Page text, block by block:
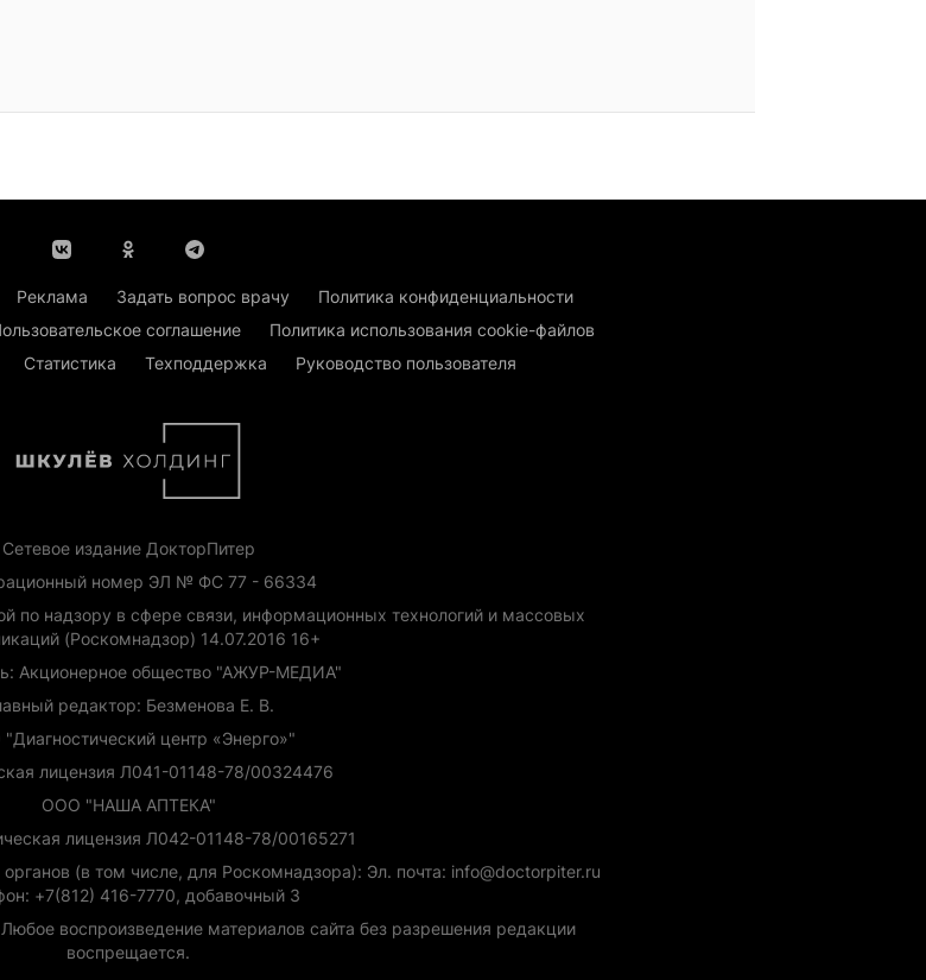
Реклама Задать вопрос врачу
Политика конфиденциальности
соглашение
Политика использования cookie-файлов
Статистика Техподдержка Руководство пользователя
Сетевое издание ДокторПитер
номер ЭЛ № ФС 77 - 66334
по надзору в сфере связи, информационных технологий и массовых
(Роскомнадзор) 14.07.2016 16+
Акционерное общество "АЖУР-МЕДИА"
редактор: Безменова Е. В.
центр «Энерго»"
лицензия Л041-01148-78/00324476
ООО "НАША АПТЕКА"
лицензия Л042-01148-78/00165271
(в том числе, для Роскомнадзора): Эл. почта: info@doctorpiter.ru
+7(812) 416-7770, добавочный 3
воспроизведение материалов сайта без разрешения редакции
воспрещается.